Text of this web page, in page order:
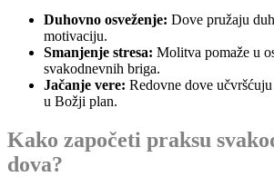
Duhovno osveženje: Dove pružaju
motivaciju.
Smanjenje stresa: Molitva pomaže u
svakodnevnih briga.
Jačanje vere: Redovne dove
u Božji plan.
Kako započeti praksu
dova?